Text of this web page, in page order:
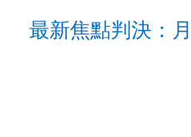
最新焦點判決：